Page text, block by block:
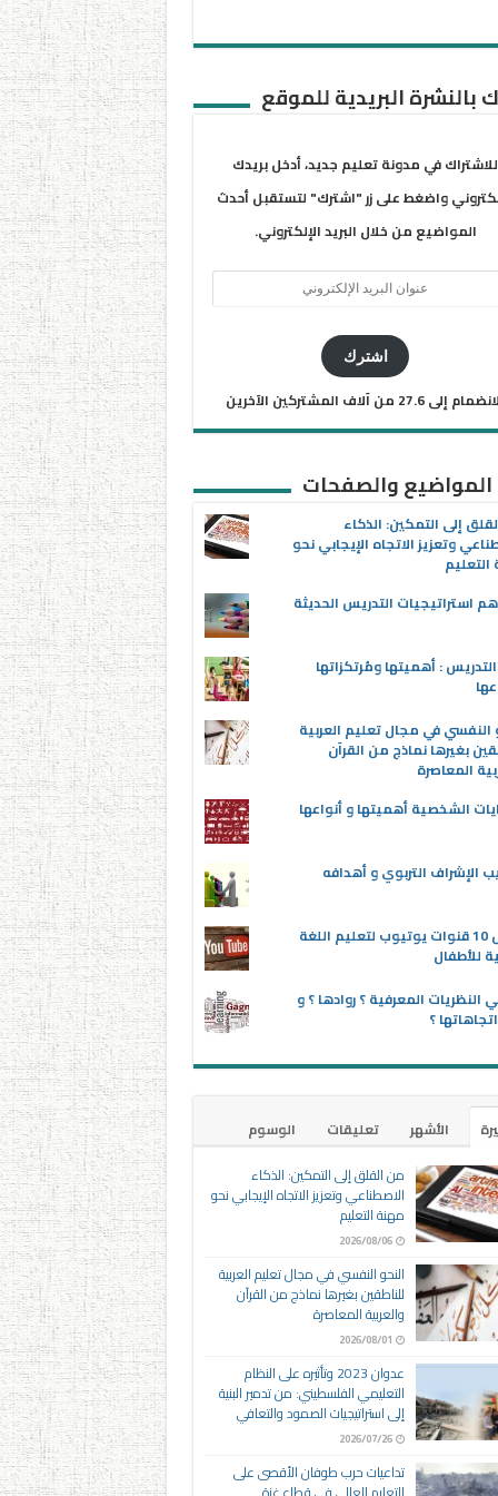
بالنشرة البريدية للموقع
للاشتراك في مدونة تعليم جديد، أدخل بريدك
واضغط على زر "اشترك" لتستقبل أحدث
المواضيع من خلال البريد الإلكتروني.
اشترك
إلى 27.6 من آلاف المشتركين الآخرين
المواضيع والصفحات
إلى التمكين: الذكاء
وتعزيز الاتجاه الإيجابي نحو
استراتيجيات التدريس الحديثة
: أهميتها ومُرتكزاتها
النفسي في مجال تعليم العربية
بغيرها نماذج من القرآن
المعاصرة
الشخصية أهميتها و أنواعها
الإشراف التربوي و أهدافه
أفضل 10 قنوات يوتيوب لتعليم اللغة
للأطفال
النظريات المعرفية ؟ روادها ؟ و
؟
الأشهر تعليقات
الوسوم
من القلق إلى التمكين: الذكاء
الاصطناعي وتعزيز الاتجاه الإيجابي نحو
مهنة التعليم
2026/08/06
النحو النفسي في مجال تعليم العربية
للناطقين بغيرها نماذج من القرآن
والعربية المعاصرة
2026/08/01
عدوان 2023 وتأثيره على النظام
التعليمي الفلسطيني: من تدمير البنية
إلى استراتيجيات الصمود والتعافي
2026/07/26
تداعيات حرب طوفان الأقصى على